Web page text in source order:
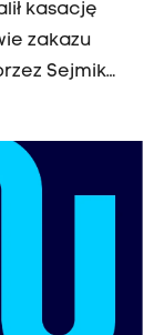
kasację
zakazu
Sejmik